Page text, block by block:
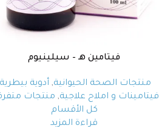
فيتامين هـ – سيلينيوم
منتجات الصحة الحيوانية, أدوية بيطرية
فيتامينات و املاح علاجية, منتجات
كل الأقسام
قراءة المزيد